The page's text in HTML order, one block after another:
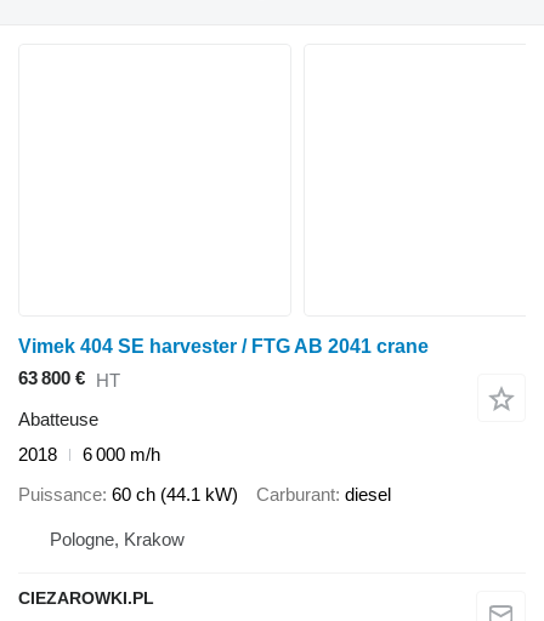
Vimek 404 SE harvester / FTG AB 2041 crane
63 800 € HT
Abatteuse
2018
6 000 m/h
Puissance 60 ch (44.1 kW) Carburant diesel
Pologne, Krakow
CIEZAROWKI.PL